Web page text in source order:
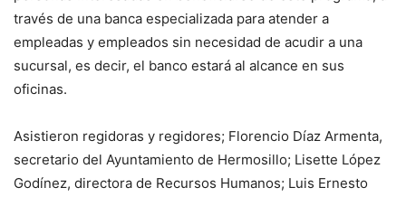
través de una banca especializada para atender a
empleadas y empleados sin necesidad de acudir a una
sucursal, es decir, el banco estará al alcance en sus
oficinas.
Asistieron regidoras y regidores; Florencio Díaz Armenta,
secretario del Ayuntamiento de Hermosillo; Lisette López
Godínez, directora de Recursos Humanos; Luis Ernesto